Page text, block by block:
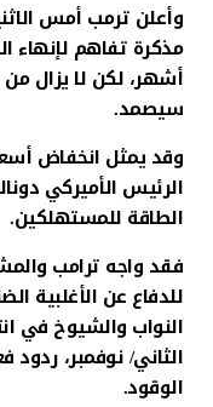
وأعلن ترمب أمس
مذكرة تفاهم لإنهاء
أشهر، لكن لا يزال من
سيصمد.
وقد يمثل انخفاض
الرئيس الأميركي
الطاقة للمستهلكين.
فقد واجه ترامب
للدفاع عن الأغلبية
النواب والشيوخ في
الثاني/ نوفمبر،
الوقود.